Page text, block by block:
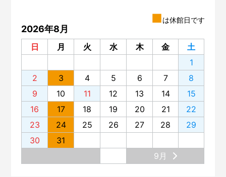
■は休館日です
2026年8月
日 月 火 水 木 金
土
1
2
3 4 5 6 7
8
9
10 11 12 13 14
15
16
17 18 19 20 21
22
23
24 25 26 27 28
29
30
31
9月